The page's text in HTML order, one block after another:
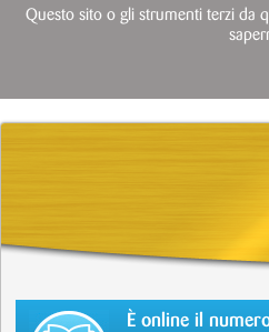
È online il
Questo sito o gli strumenti terzi da